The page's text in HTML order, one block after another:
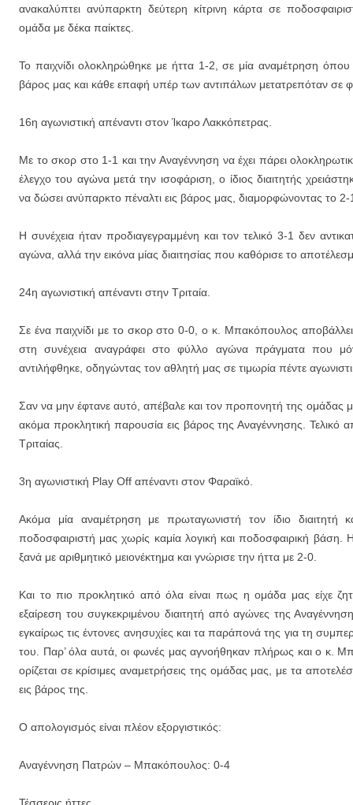
ανακαλύπτει ανύπαρκτη δεύτερη κίτρινη κάρτα σε
ομάδα με δέκα παίκτες.
Το παιχνίδι ολοκληρώθηκε με ήττα 1-2, σε μία αναμέτρηση όπου
βάρος μας και κάθε επαφή υπέρ των αντιπάλων μετατρεπόταν σε
16η αγωνιστική απέναντι στον Ίκαρο Λακκόπετρας.
Με το σκορ στο 1-1 και την Αναγέννηση να έχει πάρει
έλεγχο του αγώνα μετά την ισοφάριση, ο ίδιος διαιτητής
να δώσει ανύπαρκτο πέναλτι εις βάρος μας, διαμορφώνοντας το 2-
Η συνέχεια ήταν προδιαγεγραμμένη και τον τελικό 3-1 δεν
αγώνα, αλλά την εικόνα μίας διαιτησίας που καθόρισε το
24η αγωνιστική απέναντι στην Τριταία.
Σε ένα παιχνίδι με το σκορ στο 0-0, ο κ. Μπακόπουλος
στη συνέχεια αναγράφει στο φύλλο αγώνα πράγματα που
αντιλήφθηκε, οδηγώντας τον αθλητή μας σε τιμωρία πέντε
Σαν να μην έφτανε αυτό, απέβαλε και τον προπονητή της ομάδας
ακόμα προκλητική παρουσία εις βάρος της Αναγέννησης. Τελικό
Τριταίας.
3η αγωνιστική Play Off απέναντι στον Φαραϊκό.
Ακόμα μία αναμέτρηση με πρωταγωνιστή τον ίδιο διαιτητή
ποδοσφαιριστή μας χωρίς καμία λογική και ποδοσφαιρική βάση.
ξανά με αριθμητικό μειονέκτημα και γνώρισε την ήττα με 2-0.
Και το πιο προκλητικό από όλα είναι πως η ομάδα μας είχε
εξαίρεση του συγκεκριμένου διαιτητή από αγώνες της
εγκαίρως τις έντονες ανησυχίες και τα παράπονά της για τη
του. Παρ’ όλα αυτά, οι φωνές μας αγνοήθηκαν πλήρως και ο κ.
ορίζεται σε κρίσιμες αναμετρήσεις της ομάδας μας, με τα
εις βάρος της.
Ο απολογισμός είναι πλέον εξοργιστικός:
Αναγέννηση Πατρών – Μπακόπουλος: 0-4